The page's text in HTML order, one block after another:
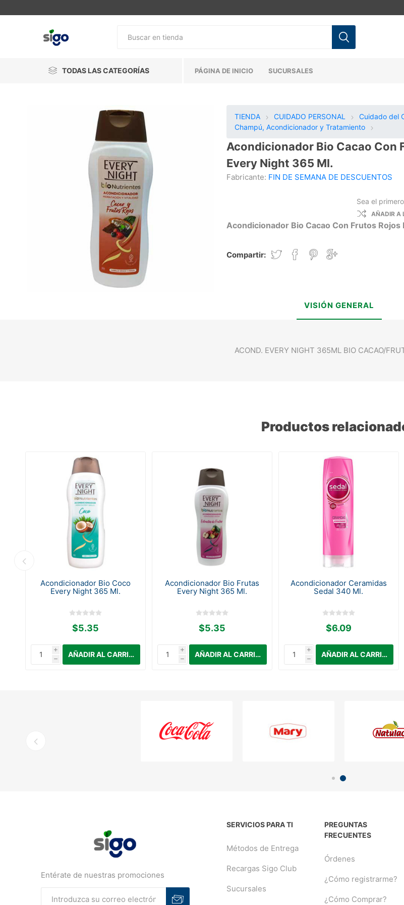
TODAS LAS CATEGORÍAS PÁGINA DE INICIO SUCURSALES
TIENDA CUIDADO PERSONAL
Cuidado del
Champú, Acondicionador y Tratamiento
Acondicionador Bio Cacao Con
Every Night 365 Ml.
Fabricante: FIN DE SEMANA DE DESCUENTOS
Sea el
AÑADIR A
Acondicionador Bio Cacao Con Frutos
Compartir:
VISIÓN GENERAL
ACOND. EVERY NIGHT 365ML BIO CACAO/
Productos
Acondicionador Bio Coco
Every Night 365 Ml.
$5.35
i
h
Acondicionador Bio Frutas
Every Night 365 Ml.
$5.35
i
h
Acondicionador Ceramidas
Sedal 340 Ml.
$6.09
i
h
Entérate de nuestras promociones
SERVICIOS PARA TI
Métodos de Entrega
Recargas Sigo Club
Sucursales
PREGUNTAS
FRECUENTES
Órdenes
¿Cómo registrarme?
¿Cómo Comprar?